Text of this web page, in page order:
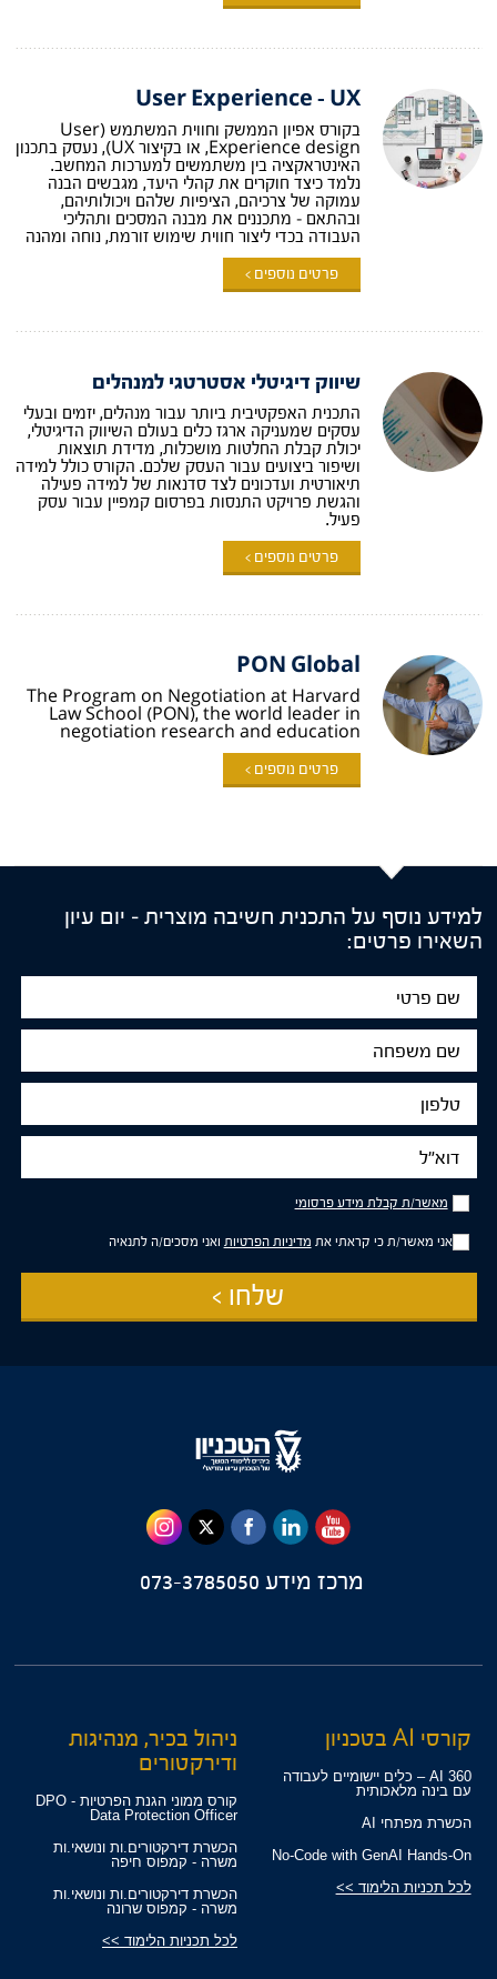
User Experience – UX
בקורס אפיון הממשק וחווית המשתמש (User
Experience design, או בקיצור UX), נעסק בתכנון
האינטראקציה בין משתמשים למערכות המחשב.
נלמד כיצד חוקרים את קהלי היעד, מגבשים הבנה
עמוקה של צרכיהם, הציפיות שלהם ויכולותיהם,
ובהתאם – מתכננים את מבנה המסכים ותהליכי
העבודה בכדי ליצור חווית שימוש זורמת, נוחה ומהנה
פרטים נוספים >
שיווק דיגיטלי אסטרטגי למנהלים
התכנית האפקטיבית ביותר עבור מנהלים, יזמים ובעלי
עסקים שמעניקה ארגז כלים בעולם השיווק הדיגיטלי,
יכולת קבלת החלטות מושכלות, מדידת תוצאות
ושיפור ביצועים עבור העסק שלכם. הקורס כולל למידה
תיאורטית ועדכונים לצד סדנאות של למידה פעילה
והגשת פרויקט התנסות בפרסום קמפיין עבור עסק
פעיל.
פרטים נוספים >
PON Global
The Program on Negotiation at Harvard
Law School (PON), the world leader in
negotiation research and education
פרטים נוספים >
למידע נוסף על התכנית חשיבה מוצרית – יום עיון
השאירו פרטים:
פרטי
משפחה
מאשר/ת
קבלת
מידע
פרסומי
מאשר/ת קבלת מידע פרסומי
אני מאשר/ת כי קראתי את מדיניות הפרטיות ואני מסכים/ה לתנאיה
שלחו >
מרכז מידע
קורסי AI בטכניון
360 AI – כלים יישומיים לעבודה
עם בינה מלאכותית
הכשרת מפתחי AI
No-Code with GenAI Hands-On
לכל תכניות הלימוד >>
ניהול בכיר, מנהיגות
ודירקטורים
קורס ממוני הגנת הפרטיות - DPO
Data Protection Officer
הכשרת דירקטורים.ות ונושאי.ות
משרה - קמפוס חיפה
הכשרת דירקטורים.ות ונושאי.ות
משרה - קמפוס שרונה
לכל תכניות הלימוד >>